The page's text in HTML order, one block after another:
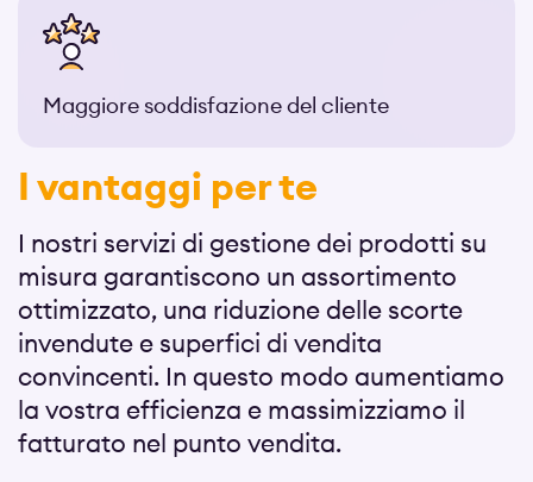
Maggiore soddisfazione del cliente
I vantaggi per te
I nostri servizi di gestione dei prodotti su
misura garantiscono un assortimento
ottimizzato, una riduzione delle scorte
invendute e superfici di vendita
convincenti. In questo modo aumentiamo
la vostra efficienza e massimizziamo il
fatturato nel punto vendita.